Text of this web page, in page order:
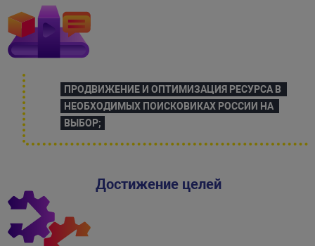
ПРОДВИЖЕНИЕ И ОПТИМИЗАЦИЯ РЕСУРСА В
НЕОБХОДИМЫХ ПОИСКОВИКАХ РОССИИ НА
ВЫБОР;
Достижение целей